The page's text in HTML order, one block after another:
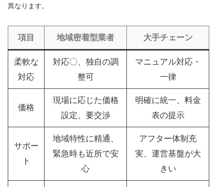
異なります。
項目 地域密着型業者 大手チェーン
柔軟な
対応
対応〇、独自の調
整可
マニュアル対応・
一律
価格
現場に応じた価格
設定、要交渉
明確に統一、料金
表の提示
サポー
ト
地域特性に精通、
緊急時も近所で安
心
アフター体制充
実、運営基盤が大
きい